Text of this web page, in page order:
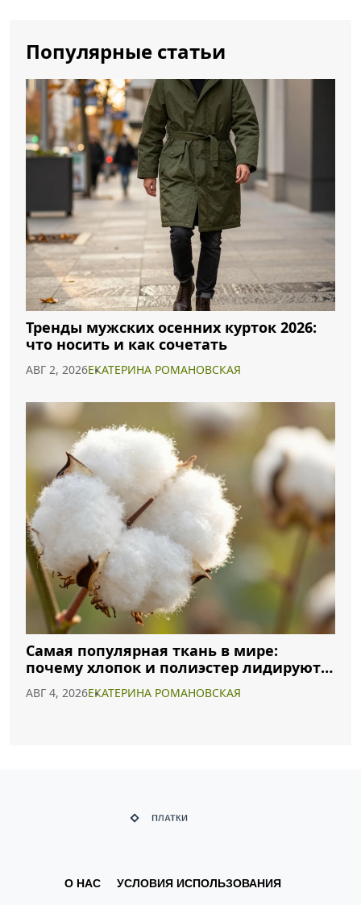
Популярные статьи
Тренды мужских осенних курток 2026:
что носить и как сочетать
АВГ 2, 2026ЕКАТЕРИНА РОМАНОВСКАЯ
Самая популярная ткань в мире:
почему хлопок и полиэстер лидируют в
АВГ 4, 2026ЕКАТЕРИНА РОМАНОВСКАЯ
О НАС
УСЛОВИЯ ИСПОЛЬЗОВАНИЯ